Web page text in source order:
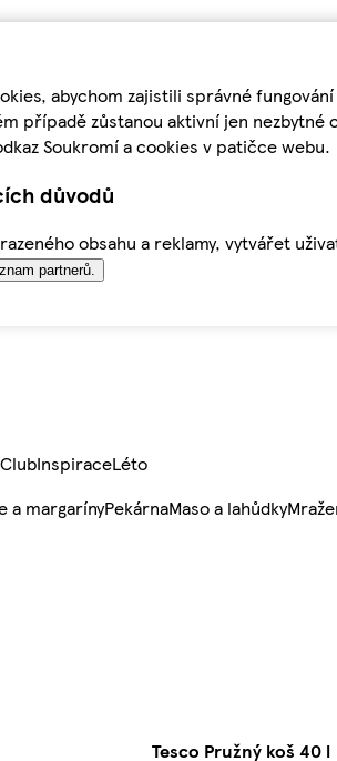
abychom zajistili správné
případě zůstanou aktivní jen
Soukromí a cookies v patičce webu.
důvodů
obsahu a reklamy, vytvářet
partnerů.
InspiraceLéto
a margarínyPekárnaMaso a lahůdky
Tesco Pružný koš 40 l